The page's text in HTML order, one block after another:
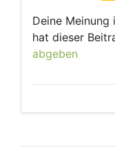
Deine
hat dieser
abgeben